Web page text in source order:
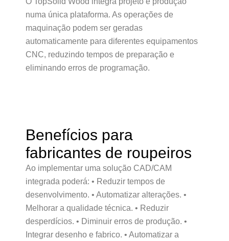
numa única plataforma. As operações de
maquinação podem ser geradas
automaticamente para diferentes equipamentos
CNC, reduzindo tempos de preparação e
eliminando erros de programação.
Benefícios para
fabricantes de roupeiros
Ao implementar uma solução CAD/CAM
integrada poderá: • Reduzir tempos de
desenvolvimento. • Automatizar alterações. •
Melhorar a qualidade técnica. • Reduzir
desperdícios. • Diminuir erros de produção. •
Integrar desenho e fabrico. • Automatizar a